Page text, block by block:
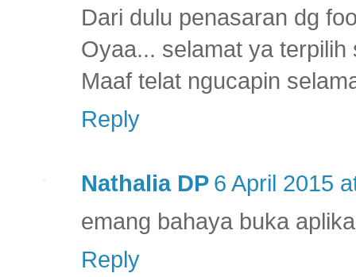
Dari dulu penasaran dg
Oyaa... selamat ya
Maaf telat ngucapin
Reply
Nathalia DP 6 April 2015
emang bahaya buka
Reply